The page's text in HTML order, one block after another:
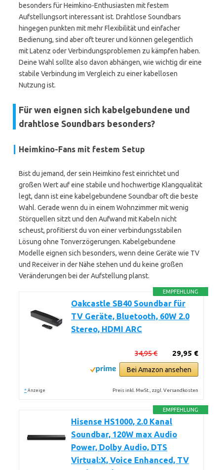
besonders für Heimkino-Enthusiasten mit festem
Aufstellungsort interessant ist. Drahtlose Soundbars
hingegen punkten mit mehr Flexibilität und einfacher
Bedienung, sind aber oft teurer und können gelegentlich
mit Latenz oder Verbindungsproblemen zu kämpfen haben.
Deine Wahl sollte also davon abhängen, wie wichtig dir eine
stabile Verbindung im Vergleich zu einer kabellosen
Nutzung ist.
Für wen eignen sich kabelgebundene und
drahtlose Soundbars besonders?
Heimkino-Fans mit festem Setup
Bist du jemand, der sein Heimkino fest einrichtet und
großen Wert auf eine stabile und hochwertige Klangqualität
legt, dann ist eine kabelgebundene Soundbar oft die beste
Wahl. Gerade wenn du in einem Wohnzimmer mit wenig
Störquellen sitzt und den Aufwand mit Kabeln nicht
scheust, profitierst du von einer verbindungsstabilen
Lösung ohne Tonverzögerungen. Kabelgebundene
Modelle eignen sich besonders, wenn deine Geräte wie TV
und Receiver in der Nähe stehen und du keine großen
Veränderungen bei der Aufstellung planst.
EMPFEHLUNG
Oakcastle SB40 Soundbar für
TV Geräte, Bluetooth, 60W 2.0
Stereo, HDMI ARC
29,95 €
34,95 €
Bei Amazon ansehen
* Anzeige Preis inkl. MwSt., zzgl. Versandkosten
EMPFEHLUNG
Hisense HS1000, 2.0 Kanal
Soundbar, 120W max Audio
Power, Dolby Audio, DTS
Virtual:X, Voice Enhanced, TV